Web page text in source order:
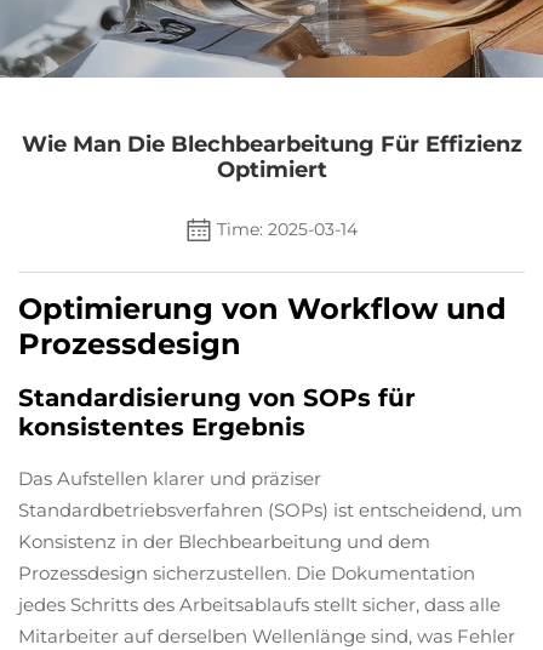
FAQ
Wie Man Die Blechbearbeitung Für Effizienz
Optimiert
Time: 2025-03-14
Optimierung von Workflow und
Prozessdesign
Standardisierung von SOPs für
konsistentes Ergebnis
Das Aufstellen klarer und präziser
Standardbetriebsverfahren (SOPs) ist entscheidend, um
Konsistenz in der Blechbearbeitung und dem
Prozessdesign sicherzustellen. Die Dokumentation
jedes Schritts des Arbeitsablaufs stellt sicher, dass alle
Mitarbeiter auf derselben Wellenlänge sind, was Fehler